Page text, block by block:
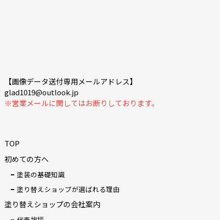
【画像データ送付専用メールアドレス】
glad1019@outlook.jp
※営業メールに関してはお断りしております。
TOP
初めての方へ
塗装の基礎知識
塗り替えショップが選ばれる理由
塗り替えショップの会社案内